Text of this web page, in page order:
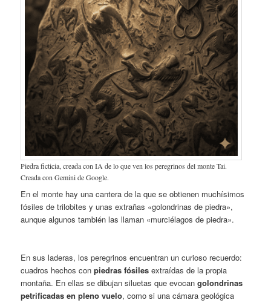
Piedra ficticia, creada con IA de lo que ven los peregrinos del monte Tai.
Creada con Gemini de Google.
En el monte hay una cantera de la que se obtienen muchísimos
fósiles de trilobites y unas extrañas «golondrinas de piedra»,
aunque algunos también las llaman «murciélagos de piedra».
En sus laderas, los peregrinos encuentran un curioso recuerdo:
cuadros hechos conpiedras fósiles extraídas de la propia
montaña. En ellas se dibujan siluetas que evocangolondrinas
petrificadas en pleno vuelo, como si una cámara geológica